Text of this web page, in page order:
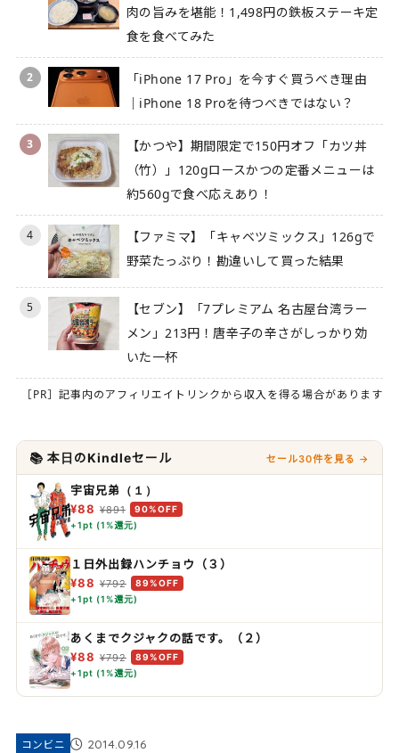
肉の旨みを堪能！1,498円の鉄板ステーキ定
食を食べてみた
2
「iPhone 17 Pro」を今すぐ買うべき理由
｜iPhone 18 Proを待つべきではない？
3
【かつや】期間限定で150円オフ「カツ丼
（竹）」120gロースかつの定番メニューは
約560gで食べ応えあり！
4
【ファミマ】「キャベツミックス」126gで
野菜たっぷり！勘違いして買った結果
5
【セブン】「7プレミアム 名古屋台湾ラー
メン」213円！唐辛子の辛さがしっかり効
いた一杯
［PR］記事内のアフィリエイトリンクから収入を得る場合があります
📚 本日のKindleセール セール30件を見る →
宇宙兄弟（１）
¥88 ¥891
90%OFF
+1pt (1%還元)
１日外出録ハンチョウ（３）
¥88 ¥792
89%OFF
+1pt (1%還元)
あくまでクジャクの話です。（２）
¥88 ¥792
89%OFF
+1pt (1%還元)
コンビニ 2014.09.16